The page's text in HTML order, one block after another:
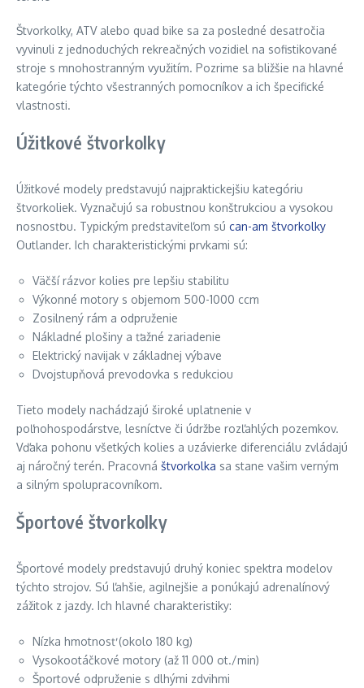
Štvorkolky, ATV alebo quad bike sa za posledné desaťročia
vyvinuli z jednoduchých rekreačných vozidiel na sofistikované
stroje s mnohostranným využitím. Pozrime sa bližšie na hlavné
kategórie týchto všestranných pomocníkov a ich špecifické
vlastnosti.
Úžitkové štvorkolky
Úžitkové modely predstavujú najpraktickejšiu kategóriu
štvorkoliek. Vyznačujú sa robustnou konštrukciou a vysokou
nosnosťou. Typickým predstaviteľom sú can-am štvorkolky
Outlander. Ich charakteristickými prvkami sú:
Väčší rázvor kolies pre lepšiu stabilitu
Výkonné motory s objemom 500-1000 ccm
Zosilnený rám a odpruženie
Nákladné plošiny a ťažné zariadenie
Elektrický navijak v základnej výbave
Dvojstupňová prevodovka s redukciou
Tieto modely nachádzajú široké uplatnenie v
poľnohospodárstve, lesníctve či údržbe rozľahlých pozemkov.
Vďaka pohonu všetkých kolies a uzávierke diferenciálu zvládajú
aj náročný terén. Pracovná štvorkolka sa stane vašim verným
a silným spolupracovníkom.
Športové štvorkolky
Športové modely predstavujú druhý koniec spektra modelov
týchto strojov. Sú ľahšie, agilnejšie a ponúkajú adrenalínový
zážitok z jazdy. Ich hlavné charakteristiky:
Nízka hmotnosť (okolo 180 kg)
Vysokootáčkové motory (až 11 000 ot./min)
Športové odpruženie s dlhými zdvihmi